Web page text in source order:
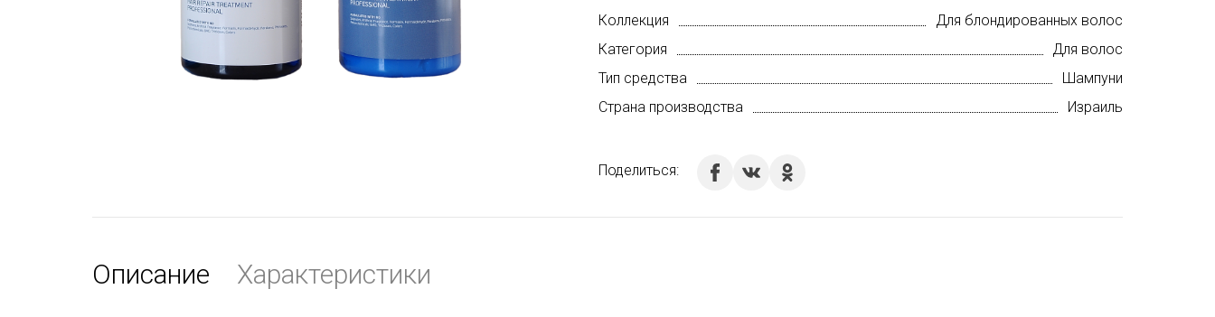
Коллекция
Для блондированных волос
Категория
Для волос
Тип средства
Шампуни
Страна производства
Израиль
Поделиться:
Описание Характеристики